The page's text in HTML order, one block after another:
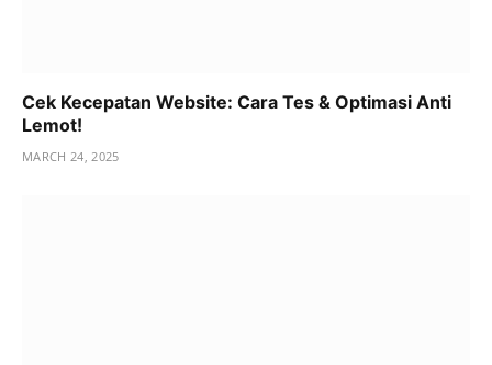
Cek Kecepatan Website: Cara Tes & Optimasi Anti
Lemot!
MARCH 24, 2025